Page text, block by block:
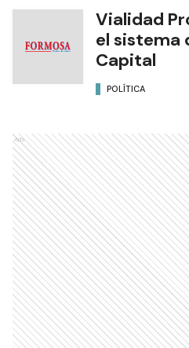
Vialidad
el sistema
Capital
POLÍTICA
Ads